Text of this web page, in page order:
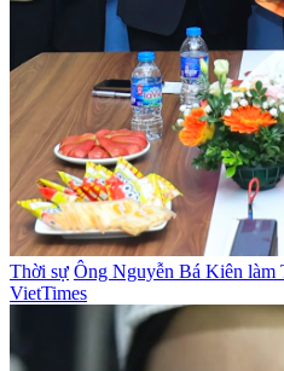
Thời sự Ông Nguyễn Bá Kiên làm
VietTimes